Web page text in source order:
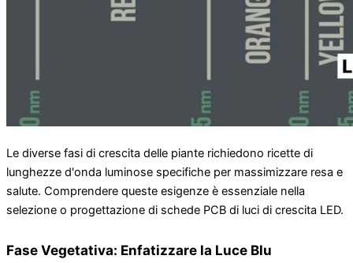
Le diverse fasi di crescita delle piante richiedono ricette di
lunghezze d'onda luminose specifiche per massimizzare resa e
salute. Comprendere queste esigenze è essenziale nella
selezione o progettazione di schede PCB di luci di crescita LED.
Fase Vegetativa: Enfatizzare la Luce Blu